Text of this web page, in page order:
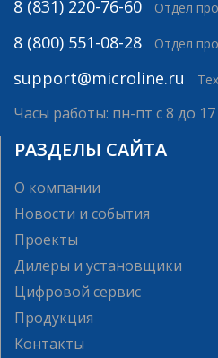
8 (831) 220-76-60 Отдел
8 (800) 551-08-28 Отдел
support@microline.ru
Часы работы: пн-пт с 8 до
РАЗДЕЛЫ САЙТА
О компании
Новости и события
Проекты
Дилеры и установщики
Цифровой сервис
Продукция
Контакты